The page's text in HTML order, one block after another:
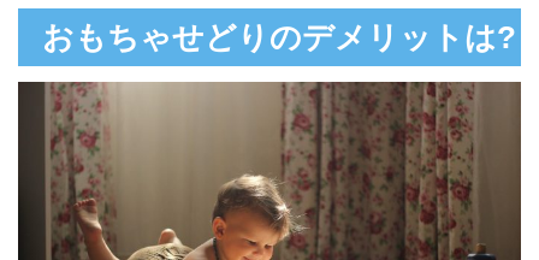
おもちゃせどりのデメリットは?